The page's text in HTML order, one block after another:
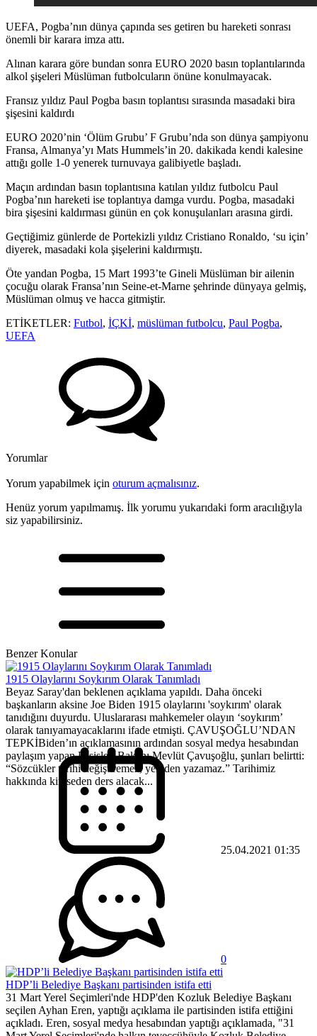
UEFA, Pogba’nın dünya çapında ses getiren bu hareketi sonrası
önemli bir karara imza attı.
Alınan karara göre bundan sonra EURO 2020 basın toplantılarında
alkol şişeleri Müslüman futbolcuların önüne konulmayacak.
Fransız yıldız Paul Pogba basın toplantısı sırasında masadaki bira
şişesini kaldırdı
EURO 2020’nin ‘Ölüm Grubu’ F Grubu’nda son dünya şampiyonu
Fransa, Almanya’yı Mats Hummels’in 20. dakikada kendi kalesine
attığı golle 1-0 yenerek turnuvaya galibiyetle başladı.
Maçın ardından basın toplantısına katılan yıldız futbolcu Paul
Pogba’nın hareketi ise toplantıya damga vurdu. Pogba, masadaki
bira şişesini kaldırması günün en çok konuşulanları arasına girdi.
Geçtiğimiz günlerde de Portekizli yıldız Cristiano Ronaldo, ‘su için’
diyerek, masadaki kola şişelerini kaldırmıştı.
Öte yandan Pogba, 15 Mart 1993’te Gineli Müslüman bir ailenin
çocuğu olarak Fransa’nın Seine-et-Marne şehrinde dünyaya gelmiş,
Müslüman olmuş ve hacca gitmiştir.
ETİKETLER: Futbol, İÇKİ, müslüman futbolcu, Paul Pogba,
UEFA
Yorumlar
Yorum yapabilmek için oturum açmalısınız.
Henüz yorum yapılmamış. İlk yorumu yukarıdaki form aracılığıyla
siz yapabilirsiniz.
Benzer Konular
1915 Olaylarını Soykırım Olarak Tanımladı
Beyaz Saray'dan beklenen açıklama yapıldı. Daha önceki
başkanların aksine Joe Biden 1915 olaylarını 'soykırım' olarak
tanıdığını duyurdu. Uluslararası mahkemeler olayın ‘soykırım’
olarak tanıyamayacaklarını ifade etmişti. ÇAVUŞOĞLU’NDAN
TEPKİBiden’ın açıklamasının ardından sosyal medya hesabından
paylaşım yapan Dışişleri Bakanı Mevlüt Çavuşoğlu, şunları belirtti:
“Sözcükler tarihi değiştiremez, yeniden yazamaz.” Tarihimiz
hakkında kimseden ders alacak...
25.04.2021 01:35
0
HDP’li Belediye Başkanı partisinden istifa etti
31 Mart Yerel Seçimleri'nde HDP'den Kozluk Belediye Başkanı
seçilen Ayhan Eren, yaptığı açıklama ile partisinden istifa ettiğini
açıkladı. Eren, sosyal medya hesabından yaptığı açıklamada, "31